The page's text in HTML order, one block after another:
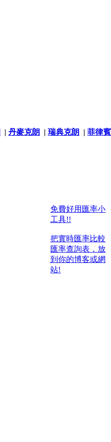
| 丹麥克朗 | 瑞典克朗 | 菲律賓
免費好用匯率小
工具!!
把實時匯率比較
匯率查詢表，放
到你的博客或網
站!